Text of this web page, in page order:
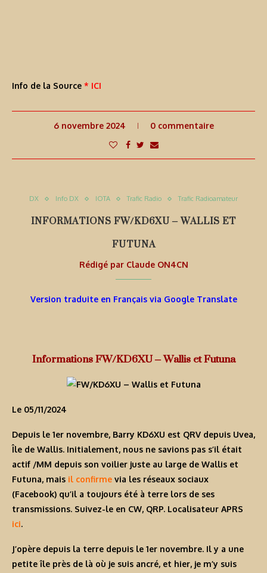
Info de la Source * ICI
6 novembre 2024 0 commentaire
DX Info DX IOTA Trafic Radio Trafic Radioamateur
INFORMATIONS FW/KD6XU – WALLIS ET
FUTUNA
Rédigé par Claude ON4CN
Version traduite en Français via Google Translate
Informations FW/KD6XU – Wallis et Futuna
Le 05/11/2024
Depuis le 1er novembre, Barry KD6XU est QRV depuis Uvea,
Île de Wallis. Initialement, nous ne savions pas s’il était
actif /MM depuis son voilier juste au large de Wallis et
Futuna, mais il confirme via les réseaux sociaux
(Facebook) qu’il a toujours été à terre lors de ses
transmissions. Suivez-le en CW, QRP. Localisateur APRS
ici.
J’opère depuis la terre depuis le 1er novembre. Il y a une
petite île près de là où je suis ancré, et hier, je m’y suis